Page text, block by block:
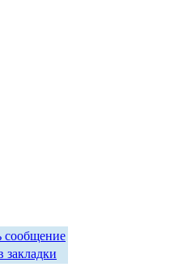
сообщение
закладки